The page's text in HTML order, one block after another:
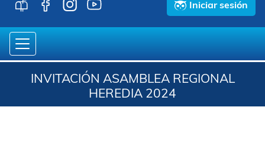
Iniciar sesión
INVITACIÓN ASAMBLEA REGIONAL
HEREDIA 2024